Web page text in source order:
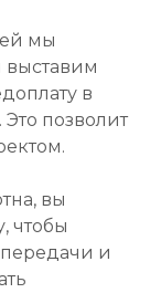
мы
в
Это позволит
вы
чтобы
и